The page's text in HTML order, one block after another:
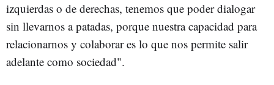
izquierdas o de derechas, tenemos que poder dialogar
sin llevarnos a patadas, porque nuestra capacidad para
relacionarnos y colaborar es lo que nos permite salir
adelante como sociedad".